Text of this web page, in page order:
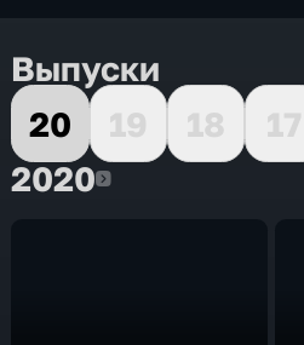
Выпуски
20
19 18 17
20202020